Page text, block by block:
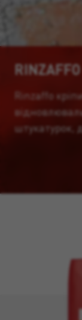
RINZAFFO
Rinzaffo
штукатурок,